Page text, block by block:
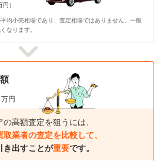
円）
均小売相場であり、査定相場ではありません。一般
なります。
万円
の高額査定を狙うには、
取業者の査定を比較して、
き出すことが重要です。